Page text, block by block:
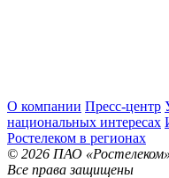
О компании Пресс-центр
национальных интересах
Ростелеком в регионах
© 2026 ПАО «Ростелеком»
Все права защищены